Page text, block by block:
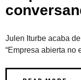
Julen Iturbe acaba
“Empresa abierta no